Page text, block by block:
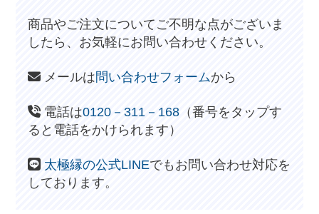
商品やご注文についてご不明な点がございま
したら、お気軽にお問い合わせください。
メールは問い合わせフォームから
電話は0120－311－168 （番号をタップす
ると電話をかけられます）
太極縁の公式LINEでもお問い合わせ対応を
しております。